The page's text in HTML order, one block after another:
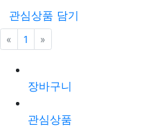
관심상품 담기
« 이전
1 »
장바구니
관심상품